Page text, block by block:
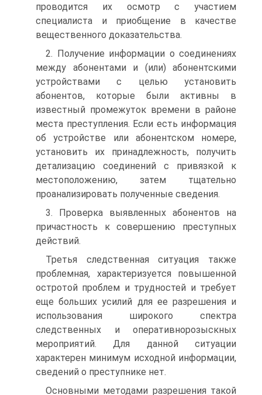
проводится их осмотр с участием
специалиста и приобщение в качестве
вещественного доказательства.
2. Получение информации о соединениях
между абонентами и (или) абонентскими
устройствами с целью установить
абонентов, которые были активны в
известный промежуток времени в районе
места преступления. Если есть информация
об устройстве или абонентском номере,
установить их принадлежность, получить
детализацию соединений с привязкой к
местоположению, затем тщательно
проанализировать полученные сведения.
3. Проверка выявленных абонентов на
причастность к совершению преступных
действий.
Третья следственная ситуация также
проблемная, характеризуется повышенной
остротой проблем и трудностей и требует
еще больших усилий для ее разрешения и
использования широкого спектра
следственных и оперативнорозыскных
мероприятий. Для данной ситуации
характерен минимум исходной информации,
сведений о преступнике нет.
Основными методами разрешения такой